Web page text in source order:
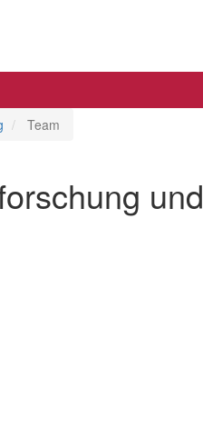
Team
und